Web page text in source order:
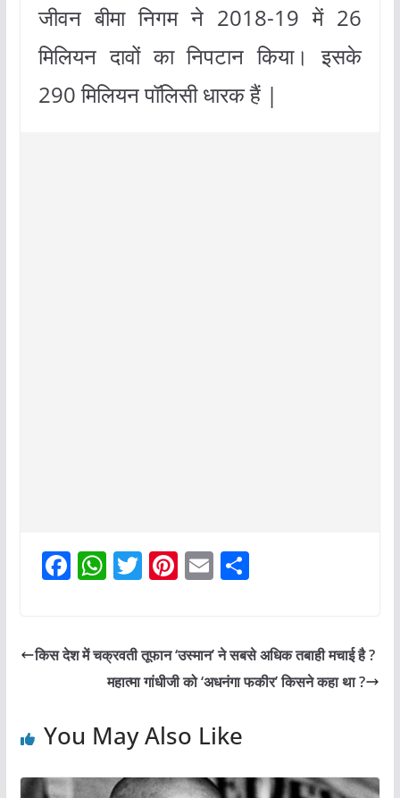
जीवन बीमा निगम ने 2018-19 में 26
मिलियन दावों का निपटान किया। इसके
290 मिलियन पॉलिसी धारक हैं |
F
e
o
W
s
A
p
T
er
Pi
e
st
E
l
S
e
किस देश में चक्रवती तूफान ‘उस्मान’ ने सबसे अधिक तबाही मचाई है ?
महात्मा गांधीजी को ‘अधनंगा फकीर’ किसने कहा था ?
You May Also Like